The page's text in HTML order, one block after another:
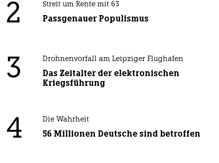
2 Streit um Rente mit 63
Passgenauer Populismus
3 Drohnenvorfall am Leipziger Flughafen
Das Zeitalter der elektronischen
Kriegsführung
4 Die Wahrheit
56 Millionen Deutsche sind betroffen